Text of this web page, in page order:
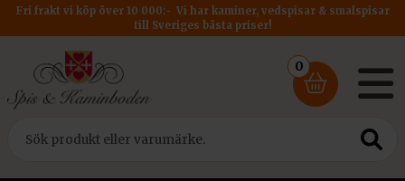
Fri frakt vi köp över 10 000:- Vi har kaminer, vedspisar & smalspisar
till Sveriges bästa priser!
0